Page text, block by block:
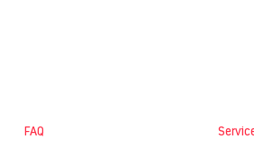
FAQ